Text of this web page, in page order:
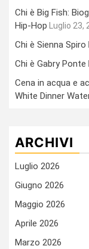
Chi è Big Fish:
Hip-Hop
Luglio 23,
Chi è Sienna Spiro
Chi è Gabry Ponte
Cena in acqua e
White Dinner
ARCHIVI
Luglio 2026
Giugno 2026
Maggio 2026
Aprile 2026
Marzo 2026